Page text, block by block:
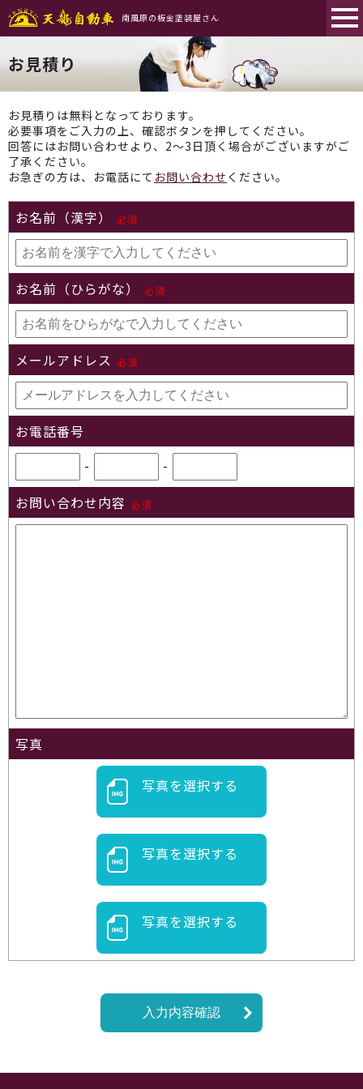
南風原の板金塗装屋さん
お見積り
お見積りは無料となっております。
必要事項をご入力の上、確認ボタンを押してください。
回答にはお問い合わせより、2～3日頂く場合がございますがご
了承ください。
お急ぎの方は、お電話にて お問い合わせ ください。
お名前（漢字） 必須
お名前（ひらがな） 必須
メールアドレス 必須
お電話番号
-
-
お問い合わせ内容 必須
写真
写真を選択する
写真を選択する
写真を選択する